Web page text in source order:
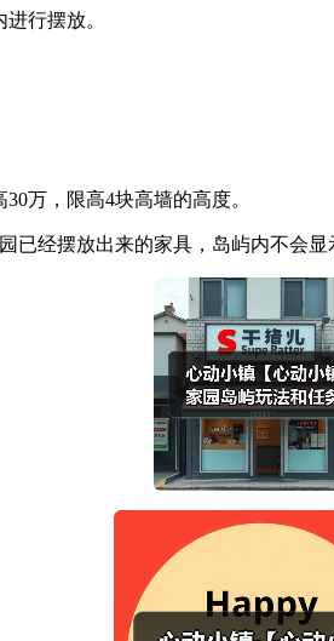
行摆放。
万，限高4块高墙的高度。
已经摆放出来的家具，岛屿内不会显